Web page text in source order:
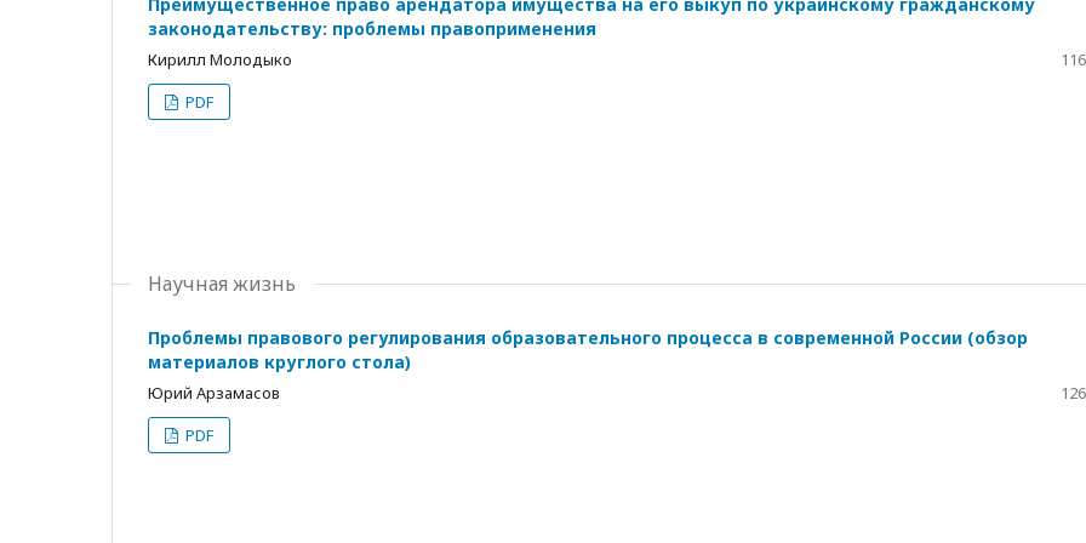
законодательству: проблемы правоприменения
Кирилл Молодыко
PDF
Научная жизнь
Проблемы правового регулирования образовательного процесса в современной России (обзор
материалов круглого стола)
Юрий Арзамасов
PDF